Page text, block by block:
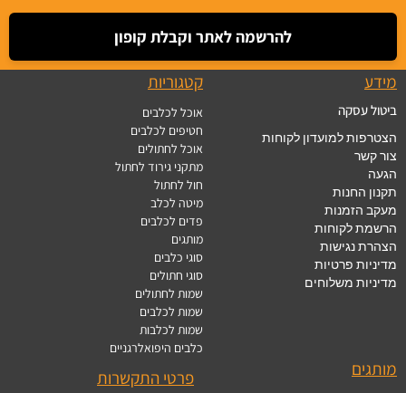
להרשמה לאתר וקבלת קופון
מידע
ביטול עסקה
הצטרפות למועדון לקוחות
צור קשר
הגעה
תקנון החנות
מעקב הזמנות
הרשמת לקוחות
הצהרת נגישות
מדיניות פרטיות
מדיניות משלוחים
קטגוריות
אוכל לכלבים
חטיפים לכלבים
אוכל לחתולים
מתקני גירוד לחתול
חול לחתול
מיטה לכלב
פדים לכלבים
מותגים
סוגי כלבים
סוגי חתולים
שמות לחתולים
שמות לכלבים
שמות לכלבות
כלבים היפואלרגניים
מותגים פרטי התקשרות